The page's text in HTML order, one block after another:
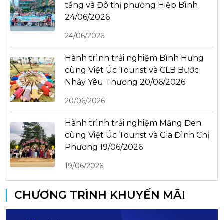
tầng và Đô thị phường Hiệp Bình
24/06/2026
24/06/2026
Hành trình trải nghiệm Bình Hưng
cùng Việt Úc Tourist và CLB Bước
Nhảy Yêu Thương 20/06/2026
20/06/2026
Hành trình trải nghiệm Măng Đen
cùng Việt Úc Tourist và Gia Đình Chị
Phương 19/06/2026
19/06/2026
CHƯƠNG TRÌNH KHUYẾN MÃI